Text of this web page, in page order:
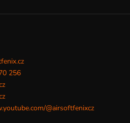
256
@airsoftfenixcz